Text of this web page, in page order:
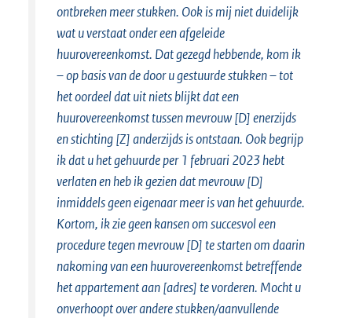
ontbreken meer stukken. Ook is mij niet duidelijk
wat u verstaat onder een afgeleide
huurovereenkomst. Dat gezegd hebbende, kom ik
– op basis van de door u gestuurde stukken – tot
het oordeel dat uit niets blijkt dat een
huurovereenkomst tussen mevrouw [D] enerzijds
en stichting [Z] anderzijds is ontstaan. Ook begrijp
ik dat u het gehuurde per 1 februari 2023 hebt
verlaten en heb ik gezien dat mevrouw [D]
inmiddels geen eigenaar meer is van het gehuurde.
Kortom, ik zie geen kansen om succesvol een
procedure tegen mevrouw [D] te starten om daarin
nakoming van een huurovereenkomst betreffende
het appartement aan [adres] te vorderen. Mocht u
onverhoopt over andere stukken/aanvullende